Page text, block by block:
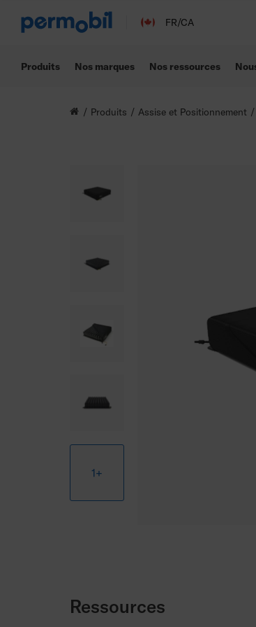
FR/CA
Produits Nos marques Nos ressources
Produits Assise et Positionnement
1+
Ressources